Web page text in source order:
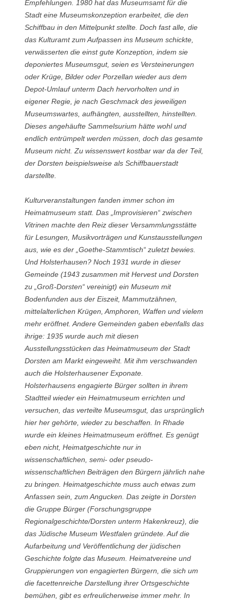
Empfehlungen. 1980 hat das Museumsamt für die
Stadt eine Museumskonzeption erarbeitet, die den
Schiffbau in den Mittelpunkt stellte. Doch fast alle, die
das Kulturamt zum Aufpassen ins Museum schickte,
verwässerten die einst gute Konzeption, indem sie
deponiertes Museumsgut, seien es Versteinerungen
oder Krüge, Bilder oder Porzellan wieder aus dem
Depot-Umlauf unterm Dach hervorholten und in
eigener Regie, je nach Geschmack des jeweiligen
Museumswartes, aufhängten, ausstellten, hinstellten.
Dieses angehäufte Sammelsurium hätte wohl und
endlich entrümpelt werden müssen, doch das gesamte
Museum nicht. Zu wissenswert kostbar war da der Teil,
der Dorsten beispielsweise als Schiffbauerstadt
darstellte.
Kulturveranstaltungen fanden immer schon im
Heimatmuseum statt. Das „Improvisieren“ zwischen
Vitrinen machte den Reiz dieser Versammlungsstätte
für Lesungen, Musikvorträgen und Kunstausstellungen
aus, wie es der „Goethe-Stammtisch“ zuletzt bewies.
Und Holsterhausen? Noch 1931 wurde in dieser
Gemeinde (1943 zusammen mit Hervest und Dorsten
zu „Groß-Dorsten“ vereinigt) ein Museum mit
Bodenfunden aus der Eiszeit, Mammutzähnen,
mittelalterlichen Krügen, Amphoren, Waffen und vielem
mehr eröffnet. Andere Gemeinden gaben ebenfalls das
ihrige: 1935 wurde auch mit diesen
Ausstellungsstücken das Heimatmuseum der Stadt
Dorsten am Markt eingeweiht. Mit ihm verschwanden
auch die Holsterhausener Exponate.
Holsterhausens engagierte Bürger sollten in ihrem
Stadtteil wieder ein Heimatmuseum errichten und
versuchen, das verteilte Museumsgut, das ursprünglich
hier her gehörte, wieder zu beschaffen. In Rhade
wurde ein kleines Heimatmuseum eröffnet. Es genügt
eben nicht, Heimatgeschichte nur in
wissenschaftlichen, semi- oder pseudo-
wissenschaftlichen Beiträgen den Bürgern jährlich nahe
zu bringen. Heimatgeschichte muss auch etwas zum
Anfassen sein, zum Angucken. Das zeigte in Dorsten
die Gruppe Bürger (Forschungsgruppe
Regionalgeschichte/Dorsten unterm Hakenkreuz), die
das Jüdische Museum Westfalen gründete. Auf die
Aufarbeitung und Veröffentlichung der jüdischen
Geschichte folgte das Museum. Heimatvereine und
Gruppierungen von engagierten Bürgern, die sich um
die facettenreiche Darstellung ihrer Ortsgeschichte
bemühen, gibt es erfreulicherweise immer mehr. In